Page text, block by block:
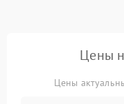
Цены
Цены